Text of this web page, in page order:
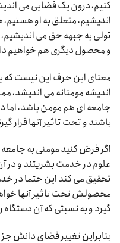
کنیم، درون یک فضایی می
اندیشیم، متعلق به او
تولی به جبهه حق می
و محصول دیگری هم خواهیم
معنای این حرف این نیست که
اندیشه مومنانه می
جامعه ای هم مومن باشد، اما
باشند و تحت تاثیر آنها قرار
اگر فرض کنید مومنی به
علوم در خدمت بشریتند و در
تحقیق می کند این حتما در
محصولش تحت تاثیر آنها
گیرد و به نسبتی که آن دستگاه
بنابراین تغییر فضای دانش